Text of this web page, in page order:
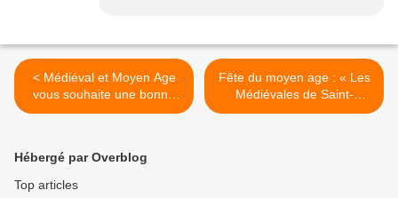
< Médiéval et Moyen Age
vous souhaite une bonne
année 2016
Fête du moyen age : « Les
Médiévales de Saint-
Ursanne » >
Hébergé par Overblog
Top articles